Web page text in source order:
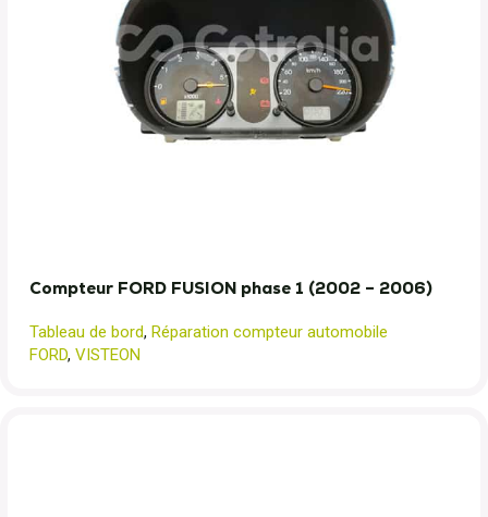
Compteur FORD FUSION phase 1 (2002 – 2006)
Tableau de bord, Réparation compteur automobile
FORD, VISTEON